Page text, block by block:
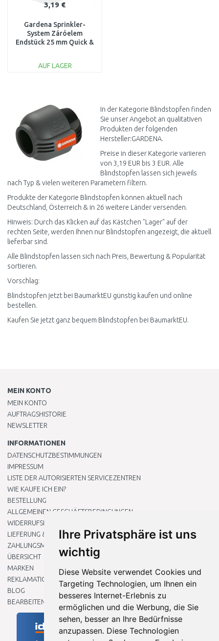
Ihre Privatsphäre ist uns
wichtig
Diese Website verwendet Cookies und
Targeting Technologien, um Ihnen ein
besseres Internet-Erlebnis zu
ermöglichen und die Werbung, die Sie
sehen, besser an Ihre Bedürfnisse
anzupassen. Diese Technologien
3,19 €
Gardena Sprinkler-
System Záróelem
Endstück 25 mm Quick &
AUF LAGER
Vergleichen
In der Kategorie Blindstopfen finden
Sie unser Angebot an qualitativen
Produkten der folgenden
Hersteller:GARDENA.
Preise in dieser Kategorie variieren
von 3,19 EUR bis 3 EUR. Alle
Blindstopfen lassen sich jeweils
nach Typ & vielen weiteren Parametern filtern.
Produkte der Kategorie Blindstopfen können aktuell nach
Deutschland, Österreich & in 26 weitere Länder versenden.
Hinweis: Durch das Klicken auf das Kästchen "Lager" auf der
rechten Seite, werden Ihnen nur Blindstopfen angezeigt, die aktuell
lieferbar sind.
Alle Blindstopfen lassen sich nach Preis, Bewertung & Popularität
sortieren.
Vorschlag:
Blindstopfen jetzt bei BaumarktEU günstig kaufen und online
bestellen.
Kaufen Sie jetzt ganz bequem Blindstopfen bei BaumarktEU.
MEIN KONTO
MEIN KONTO
AUFTRAGSHISTORIE
NEWSLETTER
INFORMATIONEN
DATENSCHUTZBESTIMMUNGEN
IMPRESSUM
LISTE DER AUTORISIERTEN SERVICEZENTREN
WIE KAUFE ICH EIN?
BESTELLUNG
ALLGEMEINEN GESCHÄFTSBEDINGUNGEN
WIDERRUFSRECHT
LIEFERUNG & ZAHLUNG
ZAHLUNGSMETHODEN
ÜBERSICHT
MARKEN
REKLAMATIONEN UND RETOUREN
BLOG
BEARBEITEN SIE MEINE COOKIE-EINSTELLUNGEN